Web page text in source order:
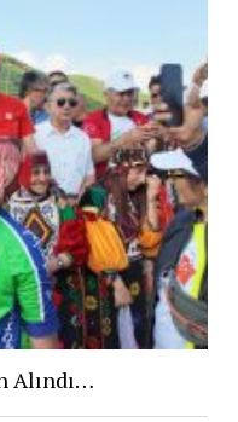
Alındı…